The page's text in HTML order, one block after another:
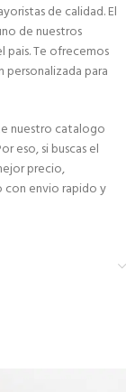
de calidad. El
de nuestros
Te ofrecemos
para
nuestro catalogo
eso, si buscas el
precio,
con envio rapido y